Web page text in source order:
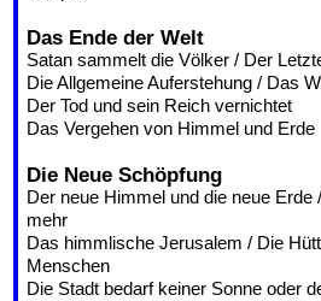
Das Ende der Welt
Satan sammelt die Völker / Der
Die Allgemeine Auferstehung / Das
Der Tod und sein Reich vernichtet
Das Vergehen von Himmel und Erde
Die Neue Schöpfung
Der neue Himmel und die neue
mehr
Das himmlische Jerusalem / Die
Menschen
Die Stadt bedarf keiner Sonne oder